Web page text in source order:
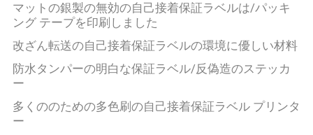
し
な
さ
い
マットの銀製の無効の自己接着保証ラベルは/パッキ
ング テープを印刷しました
改ざん転送の自己接着保証ラベルの環境に優しい材料
防水タンパーの明白な保証ラベル/反偽造のステッカ
ー
多くののための多色刷の自己接着保証ラベル プリンタ
ー